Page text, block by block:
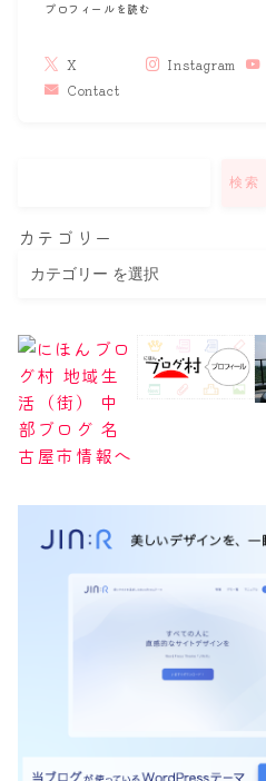
プロフィールを読む
X Instagram
Contact
検索
カテゴリー